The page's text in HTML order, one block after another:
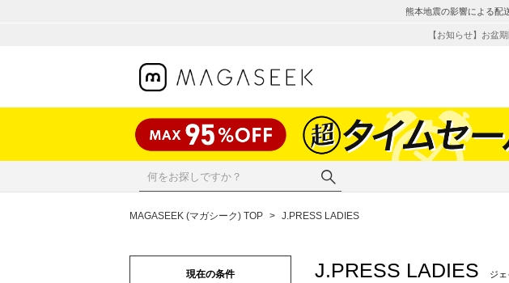
熊本地震の影響による配
【お知らせ】お盆
MAGASEEK (マガシーク) TOP > J.PRESS LADIES
現在の条件 J.PRESS LADIES ジ